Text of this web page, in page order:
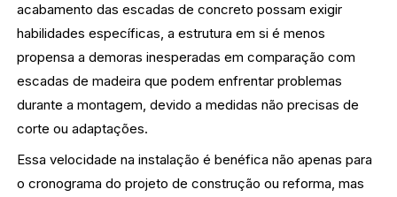
acabamento das escadas de concreto possam exigir
habilidades específicas, a estrutura em si é menos
propensa a demoras inesperadas em comparação com
escadas de madeira que podem enfrentar problemas
durante a montagem, devido a medidas não precisas de
corte ou adaptações.
Essa velocidade na instalação é benéfica não apenas para
o cronograma do projeto de construção ou reforma, mas